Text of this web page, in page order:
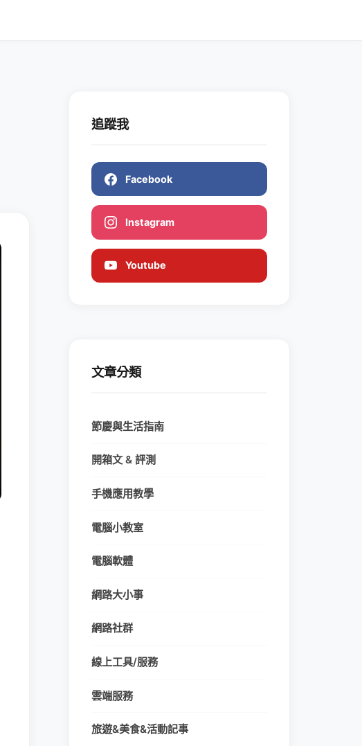
追蹤我
Facebook
Instagram
Youtube
文章分類
節慶與生活指南
開箱文 & 評測
手機應用教學
電腦小教室
電腦軟體
網路大小事
網路社群
線上工具/服務
雲端服務
旅遊&美食&活動記事